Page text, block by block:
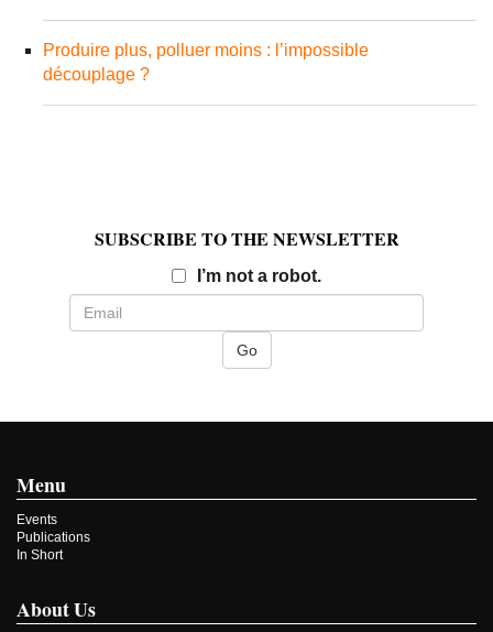
Produire plus, polluer moins : l’impossible
découplage ?
SUBSCRIBE TO THE NEWSLETTER
I’m not a robot.
Menu
Events
Publications
In Short
About Us